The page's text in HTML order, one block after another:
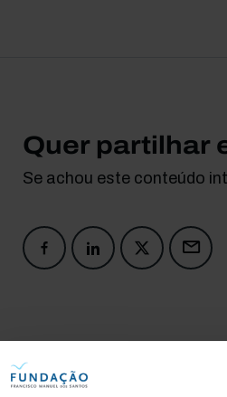
Quer partilhar
Se achou este conteúdo